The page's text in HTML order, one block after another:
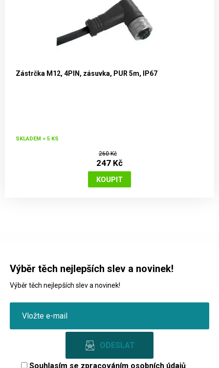
Zástrčka M12, 4PIN, zásuvka, PUR 5m, IP67
SKLADEM < 5 KS
260 Kč
247 Kč
Výběr těch nejlepších slev a novinek!
Výběr těch nejlepších slev a novinek!
Souhlasím se zpracováním osobních údajů